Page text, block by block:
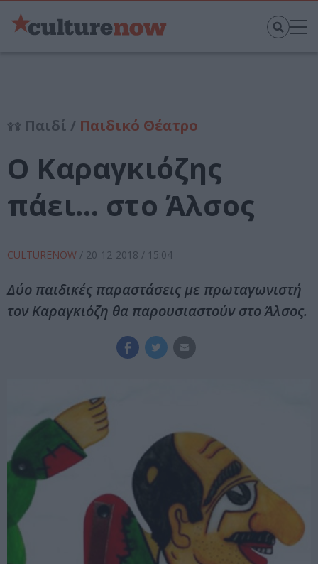
Παιδί / Παιδικό Θέατρο
Ο Καραγκιόζης
πάει… στο Άλσος
CULTURENOW / 20-12-2018 / 15:04
Δύο παιδικές παραστάσεις με πρωταγωνιστή
τον Καραγκιόζη θα παρουσιαστούν στο Άλσος.